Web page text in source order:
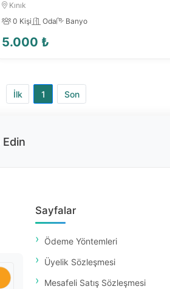
Kınık
0 Kişi
Oda Banyo
5.000 ₺
İlk 1 Son
Sayfalar
Ödeme Yöntemleri
Üyelik Sözleşmesi
Mesafeli Satış Sözleşmesi